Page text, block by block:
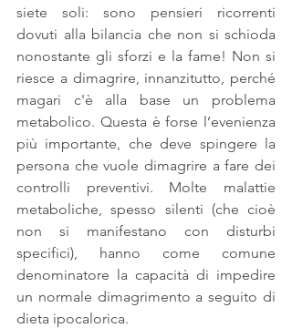
siete soli: sono pensieri ricorrenti
dovuti alla bilancia che non si schioda
nonostante gli sforzi e la fame! Non si
riesce a dimagrire, innanzitutto, perché
magari c'è alla base un problema
metabolico. Questa è forse l’evenienza
più importante, che deve spingere la
persona che vuole dimagrire a fare dei
controlli preventivi. Molte malattie
metaboliche, spesso silenti (che cioè
non si manifestano con disturbi
specifici), hanno come comune
denominatore la capacità di impedire
un normale dimagrimento a seguito di
dieta ipocalorica.